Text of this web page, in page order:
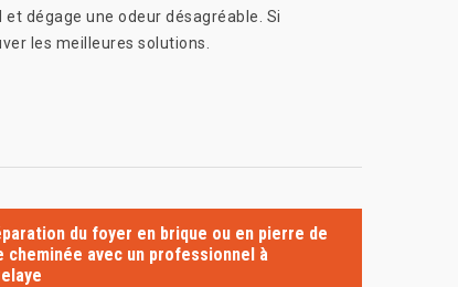
dégage une odeur désagréable. Si
les meilleures solutions.
du foyer en brique ou en pierre de
cheminée avec un professionnel à